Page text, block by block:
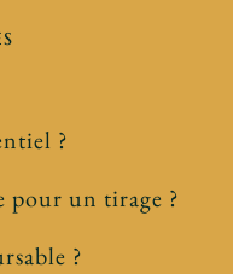
?
pour un tirage ?
?